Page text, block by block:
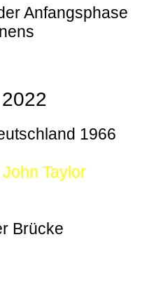
Anfangsphase
1966
Taylor
Brücke